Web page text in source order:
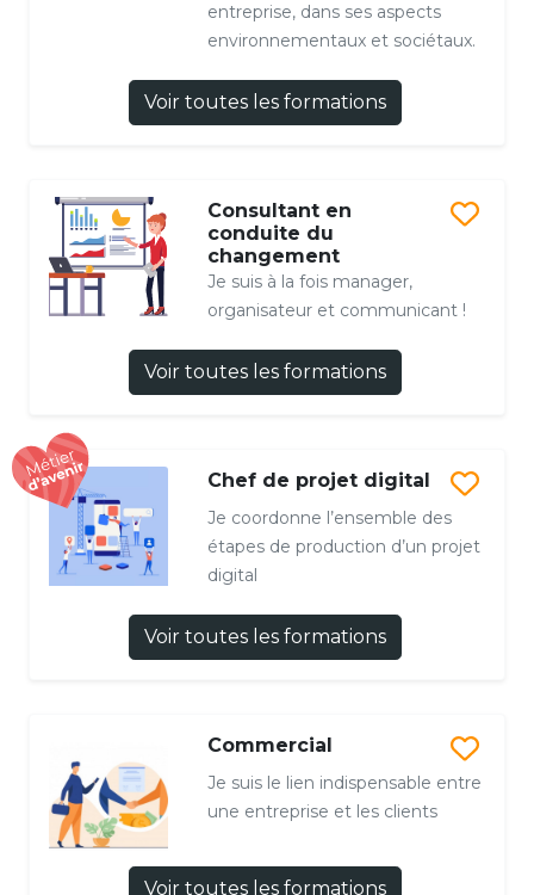
entreprise, dans ses aspects
environnementaux et sociétaux.
Voir toutes les formations
Consultant en
conduite du
changement
Je suis à la fois manager,
organisateur et communicant !
Voir toutes les formations
Chef de projet digital
Je coordonne l’ensemble des
étapes de production d’un projet
digital
Voir toutes les formations
Commercial
Je suis le lien indispensable entre
une entreprise et les clients
Voir toutes les formations